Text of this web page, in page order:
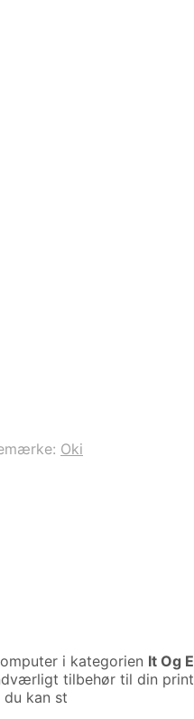
Oki
i kategorien It Og
tilbehør til din
kan st